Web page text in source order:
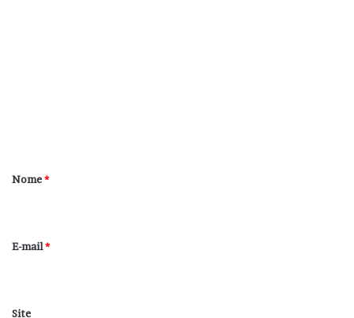
r
*
Nome*
E-mail*
Site